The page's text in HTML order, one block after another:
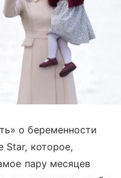
о беременности
Star, которое,
пару месяцев